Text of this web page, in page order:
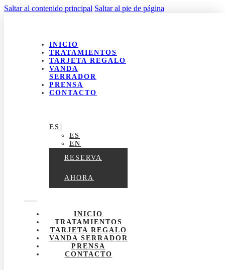
Saltar al contenido principal Saltar al pie de página
INICIO
TRATAMIENTOS
TARJETA REGALO
VANDA
SERRADOR
PRENSA
CONTACTO
ES
ES
EN
RESERVA
AHORA
INICIO
TRATAMIENTOS
TARJETA REGALO
VANDA SERRADOR
PRENSA
CONTACTO